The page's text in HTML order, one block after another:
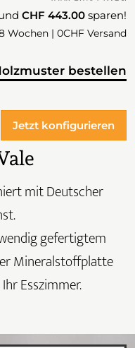
CHF 443.00 sparen!
Wochen | 0CHF Versand
bestellen
Jetzt konfigurieren
mit Deutscher
gefertigtem
Mineralstoffplatte
Esszimmer.